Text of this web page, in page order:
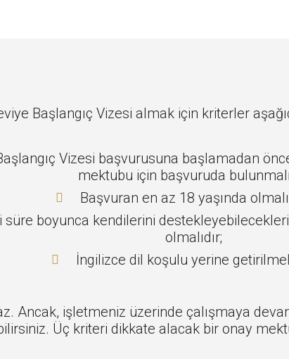
Başlangıç Vizesi almak için kriterler
Vizesi başvurusuna başlamadan
mektubu için başvuruda
Başvuran en az 18 yaşında
süre boyunca kendilerini
olmalıdır;
İngilizce dil koşulu yerine
Ancak, işletmeniz üzerinde çalışmaya
Üç kriteri dikkate alacak bir onay